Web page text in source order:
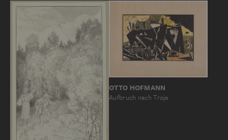
OTTO HOFMANN
Aufbruch nach Troja